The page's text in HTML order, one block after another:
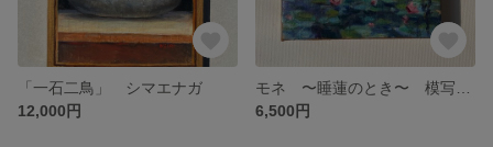
「一石二鳥」 シマエナガ
12,000円
6,500円